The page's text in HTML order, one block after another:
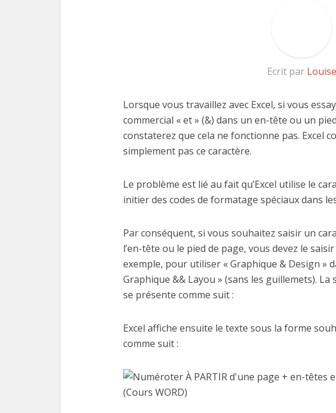
Ecrit par Louise
Lorsque vous travaillez avec Excel, si vous
commercial « et » (&) dans un en-tête ou un
constaterez que cela ne fonctionne pas. Excel
simplement pas ce caractère.
Le problème est lié au fait qu’Excel utilise le
initier des codes de formatage spéciaux dans
Par conséquent, si vous souhaitez saisir un
l’en-tête ou le pied de page, vous devez le
exemple, pour utiliser « Graphique & Design »
Graphique && Layou » (sans les guillemets).
se présente comme suit :
Excel affiche ensuite le texte sous la forme
comme suit :